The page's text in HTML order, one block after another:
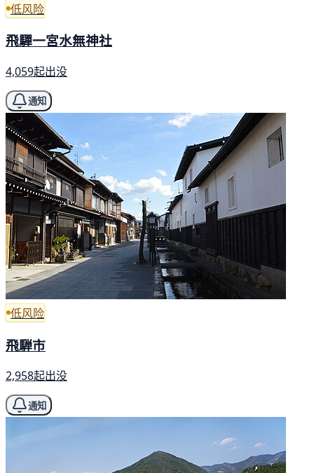
低风险
飛驒一宮水無神社
4,059起出没
通知
低风险
飛騨市
2,958起出没
通知